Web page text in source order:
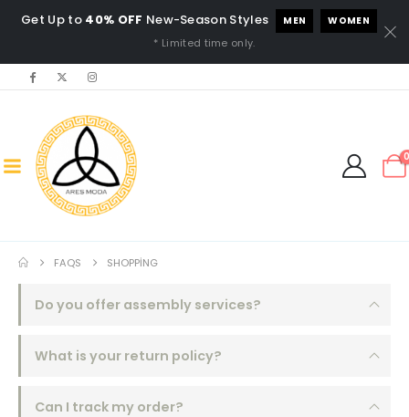
Get Up to 40% OFF New-Season Styles MEN WOMEN
* Limited time only.
FAQS SHOPPING
Do you offer assembly services?
What is your return policy?
Can I track my order?